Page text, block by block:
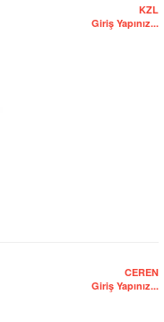
KZL
Giriş Yapınız...
CEREN
Giriş Yapınız...